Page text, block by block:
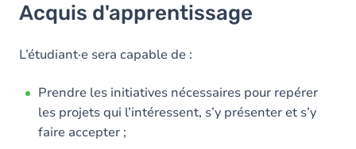
Objectifs
Contenu
Acquis d'apprentissage
L’étudiant·e sera capable de :
Prendre les initiatives nécessaires pour repérer
les projets qui l’intéressent, s’y présenter et s’y
faire accepter ;